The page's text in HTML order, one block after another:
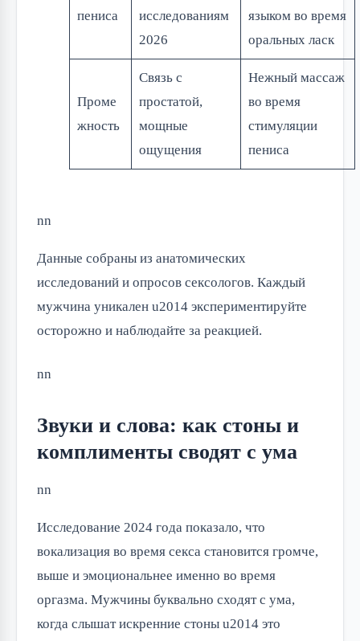
пениса
исследованиям
2026
языком во время
оральных ласк
Проме
жность
Связь с
простатой,
мощные
ощущения
Нежный массаж
во время
стимуляции
пениса
nn
Данные собраны из анатомических
исследований и опросов сексологов. Каждый
мужчина уникален u2014 экспериментируйте
осторожно и наблюдайте за реакцией.
nn
Звуки и слова: как стоны и
комплименты сводят с ума
nn
Исследование 2024 года показало, что
вокализация во время секса становится громче,
выше и эмоциональнее именно во время
оргазма. Мужчины буквально сходят с ума,
когда слышат искренние стоны u2014 это